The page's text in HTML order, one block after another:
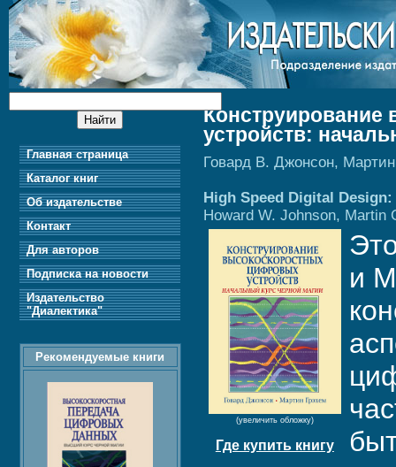
устройств:
Говард В. Джонсон,
High Speed Digital
Howard W. Johnson, Martin
(увеличить обложку)
Где купить книгу
и
Главная страница
Каталог книг
Об издательстве
Контакт
Для авторов
Подписка на новости
Издательство
"Диалектика"
Рекомендуемые книги